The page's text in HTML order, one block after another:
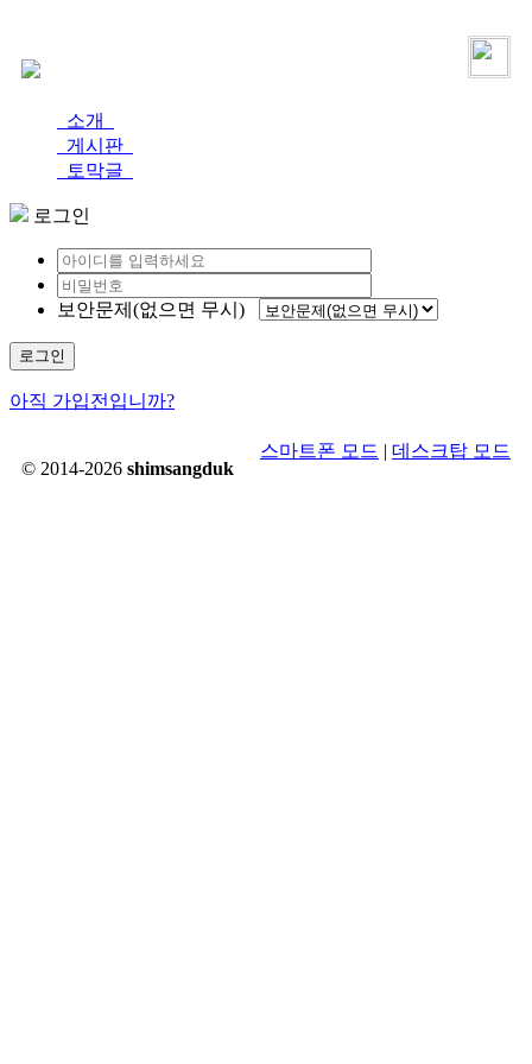
소개
게시판
토막글
로그인
보안문제(없으면 무시)
로그인
아직 가입전입니까?
© 2014-2026 shimsangduk
스마트폰 모드 | 데스크탑 모드